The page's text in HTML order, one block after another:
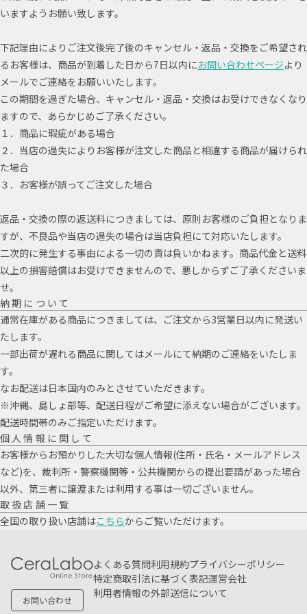
いますようお願い致します。
下記理由によりご注文後完了後のキャンセル・返品・交換をご希望され
るお客様は、商品が到着した日から7日以内にお問い合わせページより
メールでご連絡をお願いいたします。
この期間を過ぎた場合、キャンセル・返品・交換はお受けできなくなり
ますので、あらかじめご了承ください。
１．商品に瑕疵がある場合
２．当店の過失によりお客様が注文した商品と相違する商品が届けられ
た場合
３．お客様が誤ってご注文した場合
返品・交換の際の返送料につきましては、原則お客様のご負担となりま
すが、不良品や当店の過失の場合は当店負担にて対応いたします。
二次的に発生する事由による一切の責は負いかねます。商品代金と送料
以上の損害賠償はお受けできませんので、悪しからずご了承くださいま
せ。
納期について
通常在庫がある商品につきましては、ご注文から3営業日以内に発送い
たします。
一部出荷が遅れる商品に関してはメールにて納期のご連絡をいたしま
す。
なお配送は日本国内のみとさせていただきます。
※沖縄、島しょ部等、配送日程がご希望に添えない場合がございます。
配送時間帯のみご指定いただけます。
個人情報に関して
お客様からお預かりした大切な個人情報(住所・氏名・メールアドレス
など)を、裁判所・警察機関等・公共機関からの提出要請があった場合
以外、第三者に譲渡または利用する事は一切ございません。
取扱店舗一覧
全国の取り扱い店舗はこちらからご覧いただけます。
お問い合わせ
よくある質問利用規約プライバシーポリシー
特定商取引法に基づく表記運営会社
利用者情報の外部送信について